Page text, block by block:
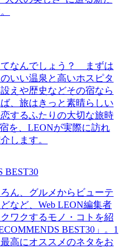
なんでしょう？ まずは
いい温泉と高いホスピタ
えや歴史などその宿なら
、旅はきっと素晴らしい
するふたりの大切な旅時
を、LEONが実際に訪れ
します。
BEST30
ん、グルメからビューテ
など、Web LEON編集者
ワクするモノ・コトを紹
BEST30」。1
高にオススメのネタをお